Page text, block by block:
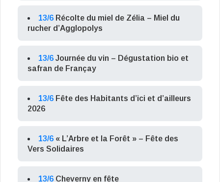
13/6 Récolte du miel de Zélia – Miel du
rucher d’Agglopolys
13/6 Journée du vin – Dégustation bio et
safran de Françay
13/6 Fête des Habitants d’ici et d’ailleurs
2026
13/6 « L’Arbre et la Forêt » – Fête des
Vers Solidaires
13/6 Cheverny en fête